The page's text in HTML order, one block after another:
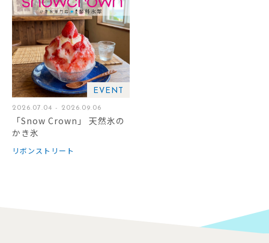
EVENT
2026.07.04 - 2026.09.06
「Snow Crown」 天然氷の
かき氷
リボンストリート